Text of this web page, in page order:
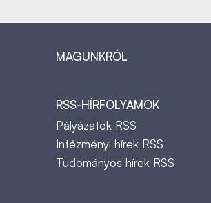
MAGUNKRÓL
RSS-HÍRFOLYAMOK
Pályázatok RSS
Intézményi hírek RSS
Tudományos hírek RSS